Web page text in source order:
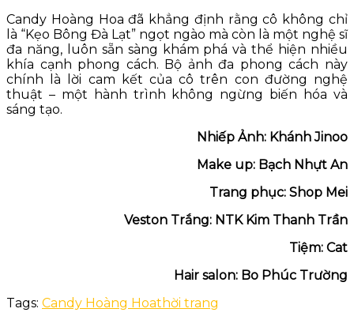
Candy Hoàng Hoa đã khẳng định rằng cô không chỉ
là “Kẹo Bông Đà Lạt” ngọt ngào mà còn là một nghệ sĩ
đa năng, luôn sẵn sàng khám phá và thể hiện nhiều
khía cạnh phong cách. Bộ ảnh đa phong cách này
chính là lời cam kết của cô trên con đường nghệ
thuật – một hành trình không ngừng biến hóa và
sáng tạo.
Nhiếp Ảnh: Khánh Jinoo
Make up: Bạch Nhựt An
Trang phục: Shop Mei
Veston Trắng: NTK Kim Thanh Trần
Tiệm: Cat
Hair salon: Bo Phúc Trường
Tags: Candy Hoàng Hoathời trang